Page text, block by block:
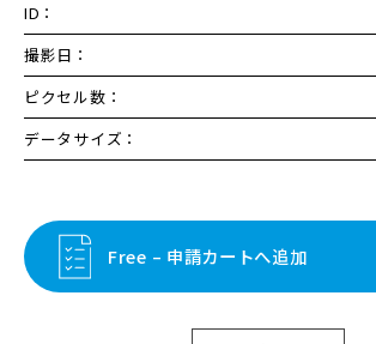
ID：
撮影日：
ピクセル数：
データサイズ：
Free – 申請カートへ追加